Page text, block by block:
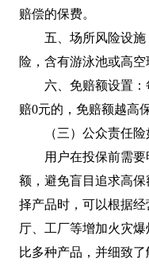
赔偿的保费。
五、场所风险设
险，含有游泳池或高空
六、免赔额设置
赔0元的，免赔额越高
（三）公众责任
用户在投保前需
额，避免盲目追求高
择产品时，可以根据
厅、工厂等增加火灾
比多种产品，并细致了